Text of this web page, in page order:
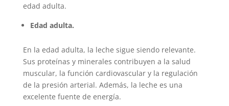
edad adulta.
Edad adulta.
En la edad adulta, la leche sigue siendo relevante.
Sus proteínas y minerales contribuyen a la salud
muscular, la función cardiovascular y la regulación
de la presión arterial. Además, la leche es una
excelente fuente de energía.